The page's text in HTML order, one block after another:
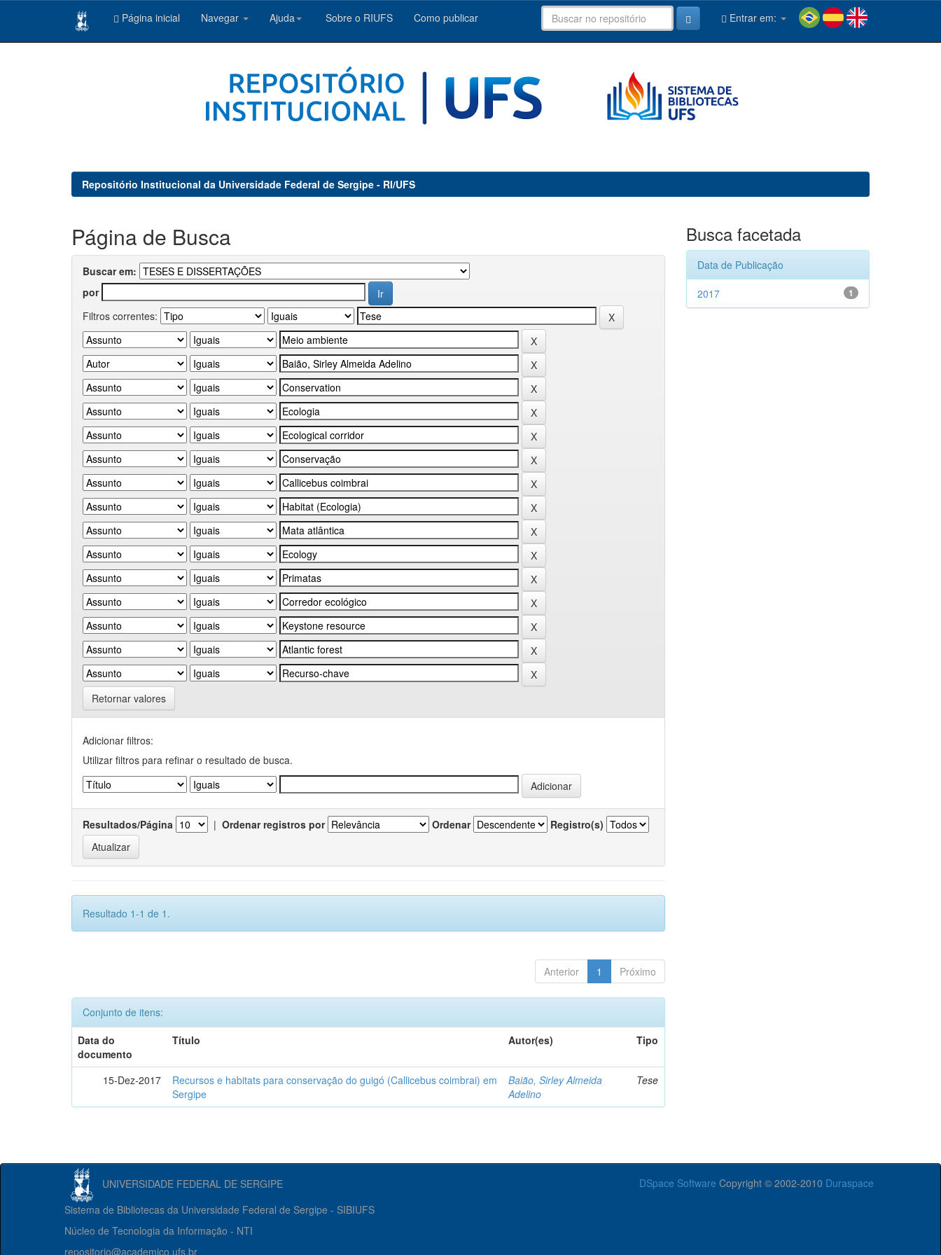
Página inicial Navegar Ajuda Sobre o RIUFS Como publicar Entrar em:
Repositório Institucional da Universidade Federal de Sergipe - RI/UFS
Página de Busca
Buscar em:
por
Filtros correntes:
Retornar valores
Adicionar filtros:
Utilizar filtros para refinar o resultado de busca.
Resultados/Página | Ordenar registros por Ordenar Registro(s)
Resultado 1-1 de 1.
Anterior 1 Próximo
Conjunto de itens:
Data do
documento
Título Autor(es) Tipo
15-Dez-2017
Recursos e habitats para conservação do guigó (Callicebus coimbrai) em
Sergipe
Baião, Sirley Almeida
Adelino
Tese
Busca facetada
Data de Publicação
1
2017
UNIVERSIDADE FEDERAL DE SERGIPE DSpace Software Copyright © 2002-2010 Duraspace
Sistema de Bibliotecas da Universidade Federal de Sergipe - SIBIUFS
Núcleo de Tecnologia da Informação - NTI
repositorio@academico.ufs.br